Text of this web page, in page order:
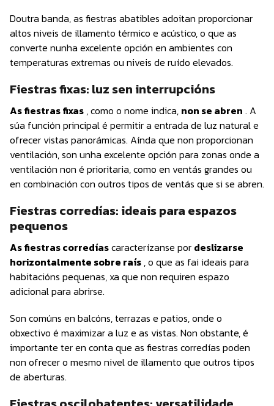
Doutra banda, as fiestras abatibles adoitan proporcionar
altos niveis de illamento térmico e acústico, o que as
converte nunha excelente opción en ambientes con
temperaturas extremas ou niveis de ruído elevados.
Fiestras fixas: luz sen interrupcións
As fiestras fixas , como o nome indica, non se abren . A
súa función principal é permitir a entrada de luz natural e
ofrecer vistas panorámicas. Aínda que non proporcionan
ventilación, son unha excelente opción para zonas onde a
ventilación non é prioritaria, como en ventás grandes ou
en combinación con outros tipos de ventás que si se abren.
Fiestras corredías: ideais para espazos
pequenos
As fiestras corredíascaracterízanse por deslizarse
horizontalmente sobre raís , o que as fai ideais para
habitacións pequenas, xa que non requiren espazo
adicional para abrirse.
Son comúns en balcóns, terrazas e patios, onde o
obxectivo é maximizar a luz e as vistas. Non obstante, é
importante ter en conta que as fiestras corredías poden
non ofrecer o mesmo nivel de illamento que outros tipos
de aberturas.